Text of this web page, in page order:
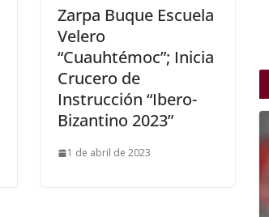
Zarpa Buque Escuela
Velero
“Cuauhtémoc”; Inicia
Crucero de
Instrucción “Ibero-
Bizantino 2023”
1 de abril de 2023